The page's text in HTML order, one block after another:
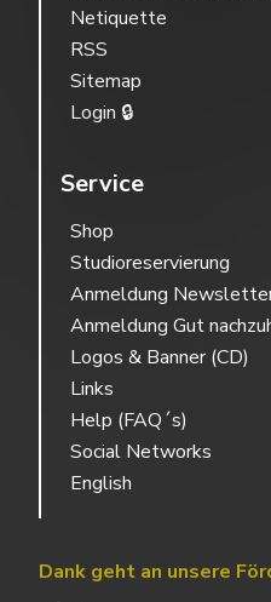
Netiquette
RSS
Sitemap
Login 🔒
Service
Shop
Studioreservierung
Anmeldung
Anmeldung Gut
Logos & Banner (CD)
Links
Help (FAQ´s)
Social Networks
English
Dank geht an unsere